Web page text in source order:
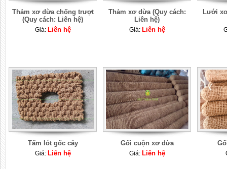
Thảm xơ dừa chống trượt
(Quy cách: Liên hệ)
Giá: Liên hệ
Thảm xơ dừa (Quy cách:
Liên hệ)
Giá: Liên hệ
Lưới
Tấm lót gốc cây
Giá: Liên hệ
Gối cuộn xơ dừa
Giá: Liên hệ